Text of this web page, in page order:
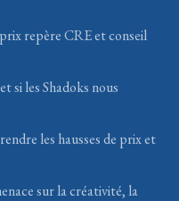
repère CRE et conseil
si les Shadoks nous
les hausses de prix et
sur la créativité, la